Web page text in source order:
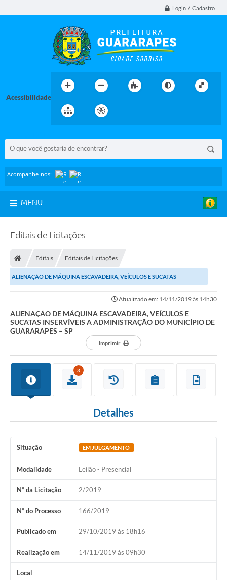
Login / Cadastro
Acessibilidade
Acompanhe-nos:
MENU
Editais de Licitações
Editais Editais de Licitações
ALIENAÇÃO DE MÁQUINA ESCAVADEIRA, VEÍCULOS E SUCATAS
Atualizado em: 14/11/2019 às 14h30
ALIENAÇÃO DE MÁQUINA ESCAVADEIRA, VEÍCULOS E
SUCATAS INSERVÍVEIS A ADMINISTRAÇÃO DO MUNICÍPIO DE
GUARARAPES – SP
Imprimir
3
Detalhes
Situação EM JULGAMENTO
Modalidade Leilão - Presencial
Nº da Licitação 2/2019
Nº do Processo 166/2019
Publicado em 29/10/2019 às 18h16
Realização em 14/11/2019 às 09h30
Local